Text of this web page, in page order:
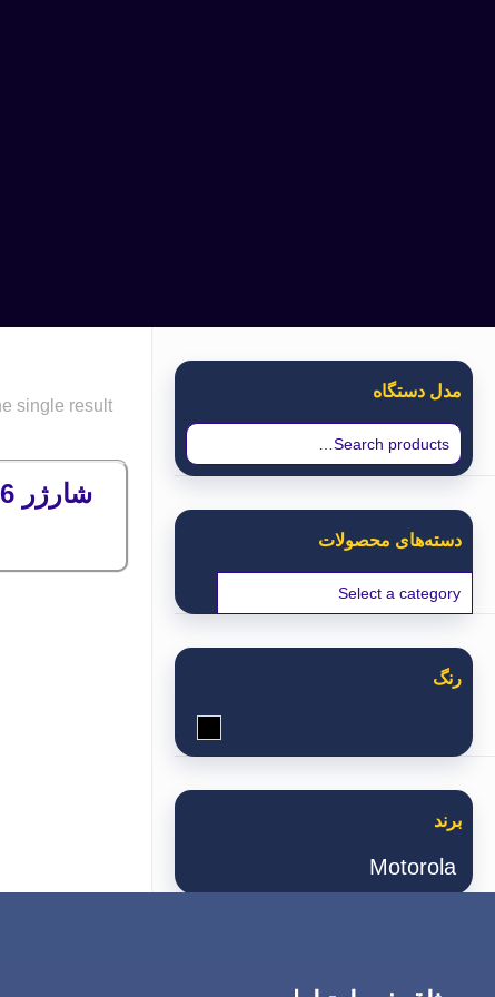
single result
شارژر 6 خانه ایکوم F40
مدل دستگاه
دسته‌های محصولات
رنگ
برند
Motorola